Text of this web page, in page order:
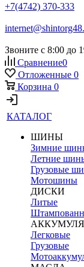
+7(4742) 370-333
Звоните с 8:00 до
Сравнение0
Отложенные 0
Корзина 0
КАТАЛОГ
ШИНЫ
Зимние
Летние
Грузовые
Мотошины
ДИСКИ
Литые
Легковые
Грузовые